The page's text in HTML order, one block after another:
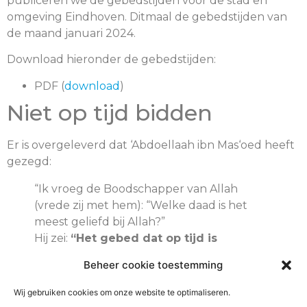
Beheer cookie toestemming
Wij gebruiken cookies om onze website te optimaliseren.
omgeving Eindhoven. Ditmaal de gebedstijden van
de maand januari 2024.
Download hieronder de gebedstijden:
PDF (download )
Niet op tijd bidden
Er is overgeleverd dat ‘Abdoellaah ibn Mas‘oed heeft
gezegd:
“Ik vroeg de Boodschapper van Allah
(vrede zij met hem): “Welke daad is het
meest geliefd bij Allah?”
Hij zei: “Het gebed dat op tijd is
Ik zei: “(En) daarna?” Hij zei:“De ouders
eerbiedigen.”